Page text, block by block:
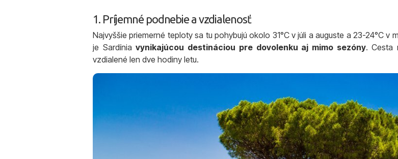
1. Príjemné podnebie a vzdialenosť
Najvyššie priemerné teploty sa tu pohybujú okolo 31°C v júli a auguste a 23-24°C v
je Sardíniavynikajúcou destináciou pre dovolenku aj mimo sezóny. Cesta
vzdialené len dve hodiny letu.